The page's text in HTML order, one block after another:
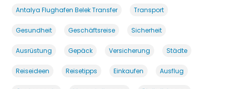
Antalya Flughafen Belek Transfer Transport
Gesundheit Geschäftsreise Sicherheit
Ausrüstung Gepäck Versicherung Städte
Reiseideen Reisetipps Einkaufen Ausflug